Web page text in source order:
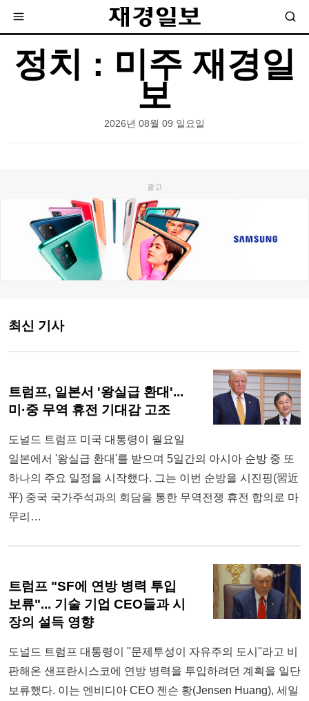
정치 : 미주 재경일
보
2026년 08월 09 일요일
최신 기사
트럼프, 일본서 '왕실급 환대'...
미·중 무역 휴전 기대감 고조
도널드 트럼프 미국 대통령이 월요일
일본에서 '왕실급 환대'를 받으며 5일간의 아시아 순방 중 또
하나의 주요 일정을 시작했다. 그는 이번 순방을 시진핑(習近
平) 중국 국가주석과의 회담을 통한 무역전쟁 휴전 합의로 마
무리…
트럼프 "SF에 연방 병력 투입
보류"... 기술 기업 CEO들과 시
장의 설득 영향
도널드 트럼프 대통령이 "문제투성이 자유주의 도시"라고 비
판해온 샌프란시스코에 연방 병력을 투입하려던 계획을 일단
보류했다. 이는 엔비디아 CEO 젠슨 황(Jensen Huang), 세일